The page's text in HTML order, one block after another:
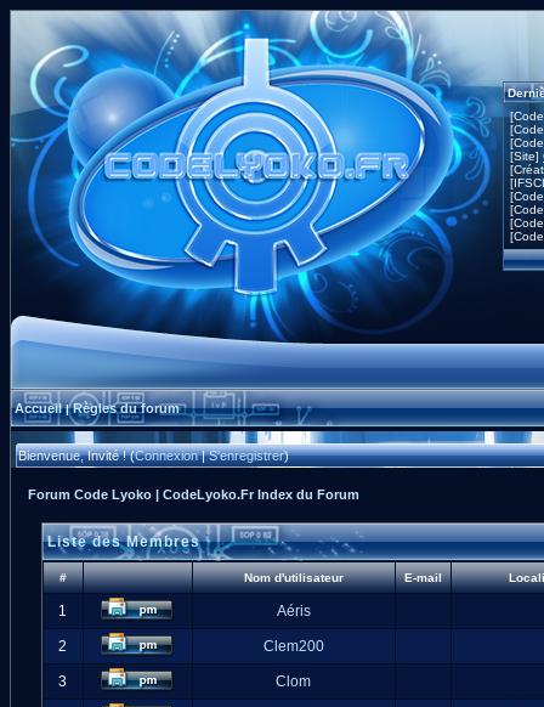
[Site]
Accueil|Règles du forum
Bienvenue, Invité ! (Connexion|S'enregistrer)
Forum Code Lyoko | CodeLyoko.Fr Index du Forum
Liste des Membres
# Nom d'utilisateur E-mail
1 Aéris
2 Clem200
3 Clom